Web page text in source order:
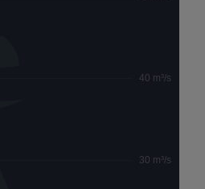
30 m³/s
40 m³/s